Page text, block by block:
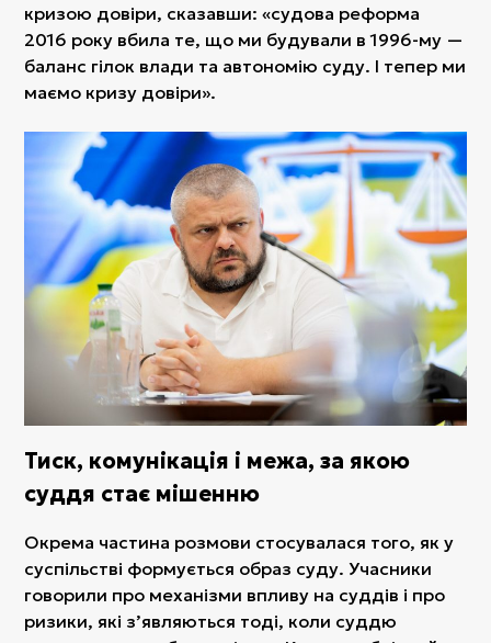
кризою довіри, сказавши: «судова реформа
2016 року вбила те, що ми будували в 1996-му —
баланс гілок влади та автономію суду. І тепер ми
маємо кризу довіри».
Тиск, комунікація і межа, за якою
суддя стає мішенню
Окрема частина розмови стосувалася того, як у
суспільстві формується образ суду. Учасники
говорили про механізми впливу на суддів і про
ризики, які з’являються тоді, коли суддю